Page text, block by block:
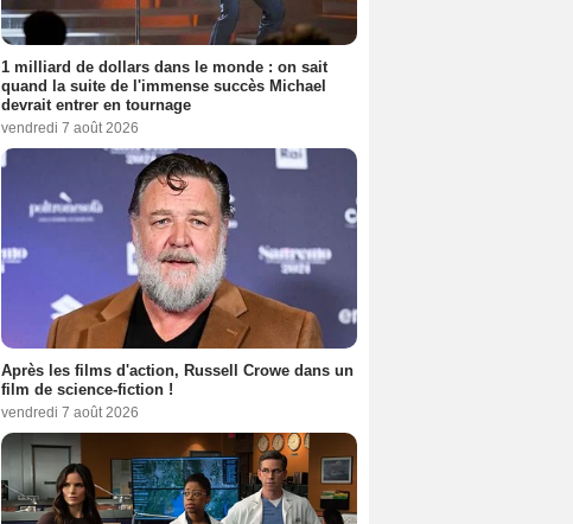
1 milliard de dollars dans le monde : on sait
quand la suite de l'immense succès Michael
devrait entrer en tournage
vendredi 7 août 2026
Après les films d'action, Russell Crowe dans un
film de science-fiction !
vendredi 7 août 2026